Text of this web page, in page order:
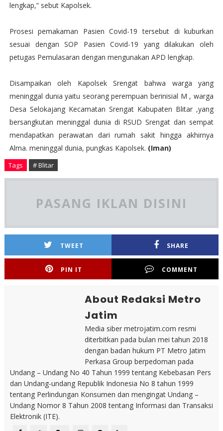
lengkap,” sebut Kapolsek.
Prosesi pemakaman Pasien Covid-19 tersebut di kuburkan
sesuai dengan SOP Pasien Covid-19 yang dilakukan oleh
petugas Pemulasaran dengan mengunakan APD lengkap.
Disampaikan oleh Kapolsek Srengat bahwa warga yang
meninggal dunia yaitu seorang perempuan berinisial M , warga
Desa Selokajang Kecamatan Srengat Kabupaten Blitar ,yang
bersangkutan meninggal dunia di RSUD Srengat dan sempat
mendapatkan perawatan dari rumah sakit hingga akhirnya
Alma. meninggal dunia, pungkas Kapolsek. (Iman)
Tags # Blitar
PASANG IKLAN DISINI
TWEET SHARE
PIN IT COMMENT
About Redaksi Metro
Jatim
Media siber metrojatim.com resmi
diterbitkan pada bulan mei tahun 2018
dengan badan hukum PT Metro Jatim
Perkasa Group berpedoman pada
Undang – Undang No 40 Tahun 1999 tentang Kebebasan Pers
dan Undang-undang Republik Indonesia No 8 tahun 1999
tentang Perlindungan Konsumen dan mengingat Undang –
Undang Nomor 8 Tahun 2008 tentang Informasi dan Transaksi
Elektronik (ITE).